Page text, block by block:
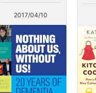
2017/04/10